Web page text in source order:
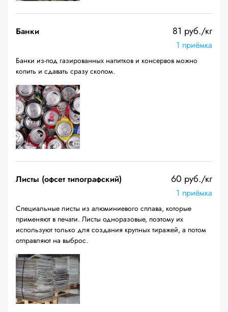
Банки 81 руб./кг
1 приёмка
Банки из-под газированных напитков и консервов можно
копить и сдавать сразу скопом.
Листы (офсет типографский) 60 руб./кг
1 приёмка
Специальные листы из алюминиевого сплава, которые
применяют в печати. Листы одноразовые, поэтому их
используют только для создания крупных тиражей, а потом
отправляют на выброс.